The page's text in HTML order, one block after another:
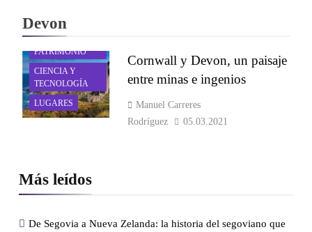
Más leídos
De Segovia a Nueva Zelanda: la historia del segoviano que
Devon
ARTE Y
PATRIMONIO
CIENCIA Y
TECNOLOGÍA
LUGARES
Cornwall y Devon, un paisaje
entre minas e ingenios
Manuel Carreres
Rodríguez
05.03.2021